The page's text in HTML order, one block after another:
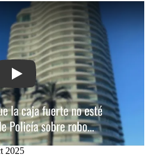
Play: “Nos llama la atención que la
2025